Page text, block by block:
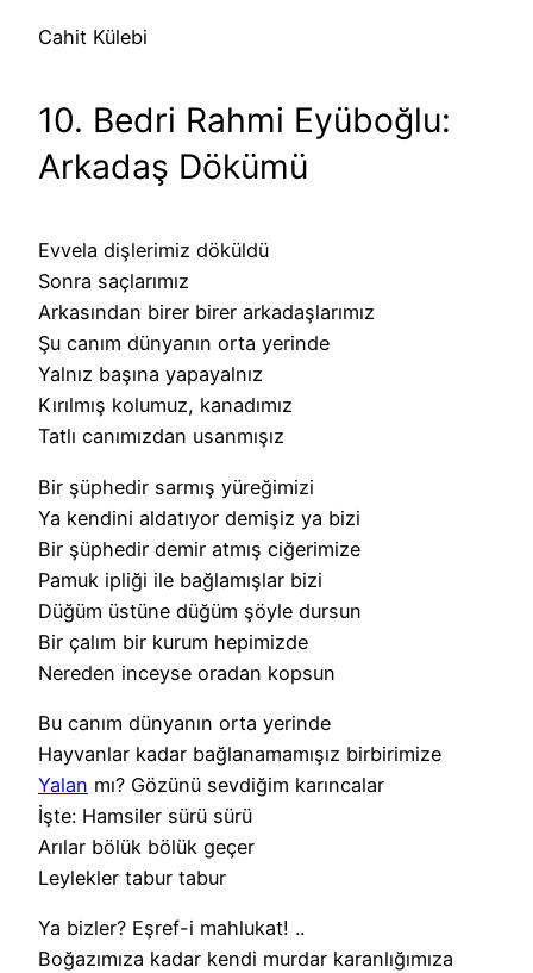
Cahit Külebi
10. Bedri Rahmi Eyüboğlu:
Arkadaş Dökümü
Evvela dişlerimiz döküldü
Sonra saçlarımız
Arkasından birer birer arkadaşlarımız
Şu canım dünyanın orta yerinde
Yalnız başına yapayalnız
Kırılmış kolumuz, kanadımız
Tatlı canımızdan usanmışız
Bir şüphedir sarmış yüreğimizi
Ya kendini aldatıyor demişiz ya bizi
Bir şüphedir demir atmış ciğerimize
Pamuk ipliği ile bağlamışlar bizi
Düğüm üstüne düğüm şöyle dursun
Bir çalım bir kurum hepimizde
Nereden inceyse oradan kopsun
Bu canım dünyanın orta yerinde
Hayvanlar kadar bağlanamamışız birbirimize
Yalan mı? Gözünü sevdiğim karıncalar
İşte: Hamsiler sürü sürü
Arılar bölük bölük geçer
Leylekler tabur tabur
Ya bizler? Eşref-i mahlukat! ..
Boğazımıza kadar kendi murdar karanlığımıza